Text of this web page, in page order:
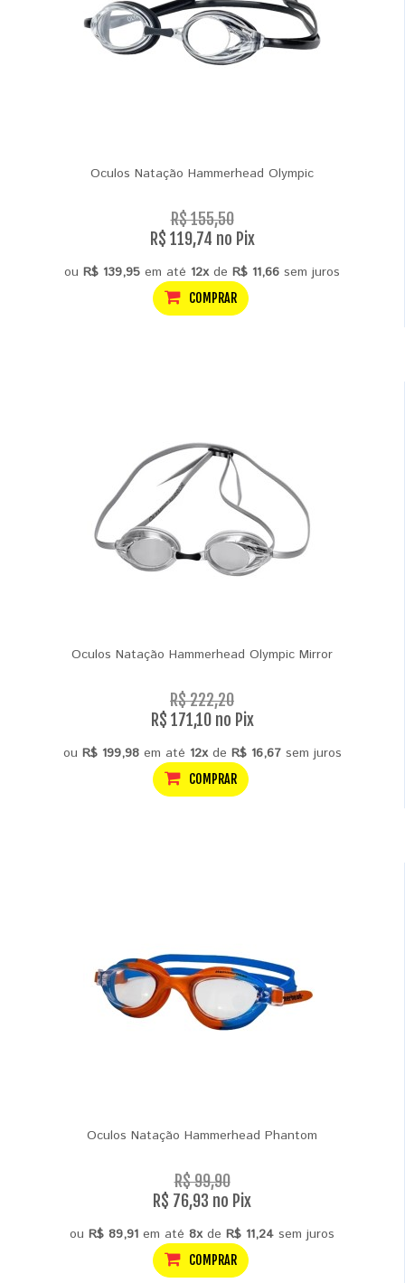
Oculos Natação Hammerhead Olympic
R$ 155,50
R$ 119,74 no Pix
ou R$ 139,95 em até 12xde R$ 11,66 sem juros
COMPRAR
Oculos Natação Hammerhead Olympic Mirror
R$ 222,20
R$ 171,10 no Pix
ou R$ 199,98em até 12xde R$ 16,67sem juros
COMPRAR
Oculos Natação Hammerhead Phantom
R$ 99,90
R$ 76,93 no Pix
ou R$ 89,91 em até 8xde R$ 11,24 sem juros
COMPRAR